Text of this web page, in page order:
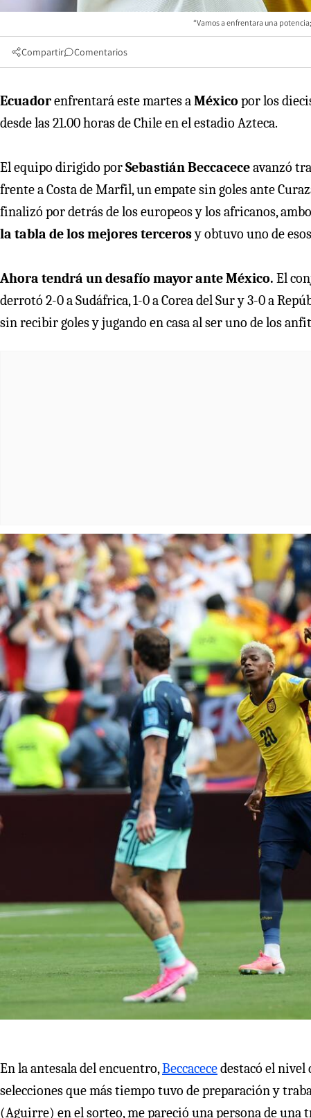
“Vamos a enfrentara una
Compartir Comentarios
Ecuadorenfrentará este martes aMéxico por los
desde las 21.00 horas de Chile en el estadio Azteca.
El equipo dirigido porSebastián Beccaceceavanzó
frente a Costa de Marfil, un empate sin goles ante
finalizó por detrás de los europeos y los africanos,
la tabla de los mejores tercerosy obtuvo uno de
Ahora tendrá un desafío mayor ante México. El
derrotó 2-0 a Sudáfrica, 1-0 a Corea del Sur y 3-0 a
sin recibir goles y jugando en casa al ser uno de los
En la antesala del encuentro,Beccacecedestacó el nivel
selecciones que más tiempo tuvo de preparación y
(Aguirre) en el sorteo, me pareció una persona de